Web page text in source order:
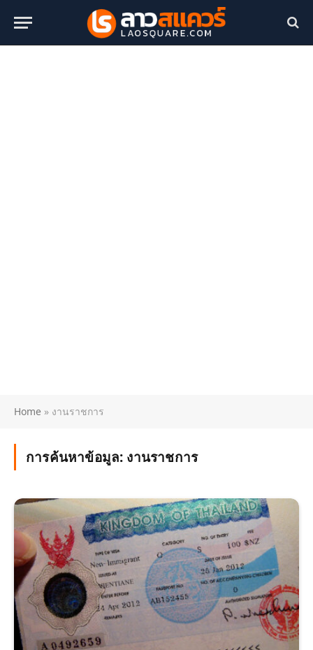
Home » งานราชการ
การค้นหาข้อมูล: งานราชการ